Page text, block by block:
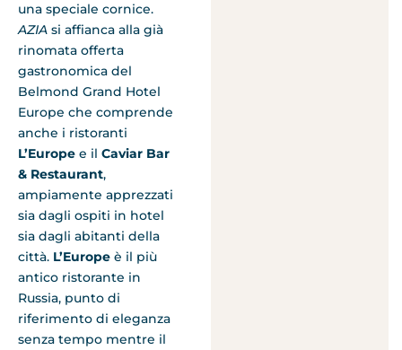
una speciale cornice.
AZIA si affianca alla già
rinomata offerta
gastronomica del
Belmond Grand Hotel
Europe che comprende
anche i ristoranti
L’Europe e il Caviar Bar
& Restaurant,
ampiamente apprezzati
sia dagli ospiti in hotel
sia dagli abitanti della
città. L’Europe è il più
antico ristorante in
Russia, punto di
riferimento di eleganza
senza tempo mentre il